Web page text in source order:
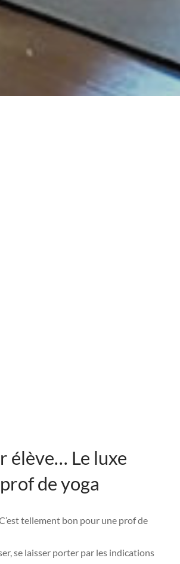
élève… Le luxe
de yoga
tellement bon pour une prof de
se laisser porter par les indications